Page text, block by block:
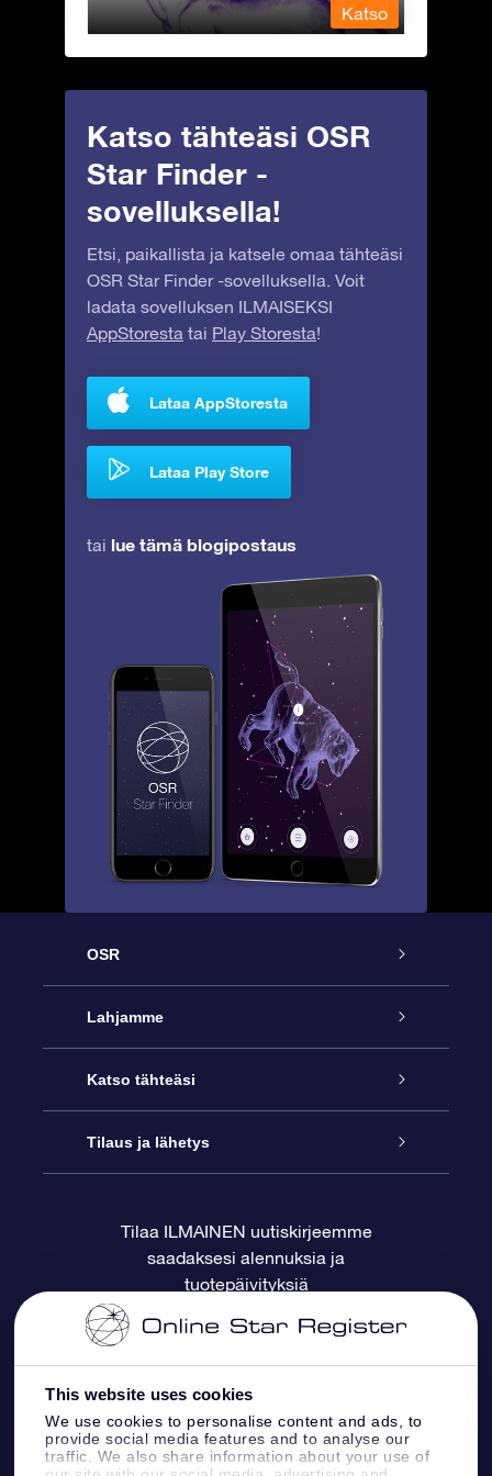
This website uses cookies
We use cookies to personalise content and ads, to
provide social media features and to analyse our
traffic. We also share information about your use of
Katso
Katso tähteäsi OSR
Star Finder -
sovelluksella!
Etsi, paikallista ja katsele omaa tähteäsi
OSR Star Finder -sovelluksella. Voit
ladata sovelluksen ILMAISEKSI
AppStoresta tai Play Storesta!
Lataa AppStoresta
Lataa Play Store
tai lue tämä blogipostaus
OSR
Palvelu
Ota meihin yhteyttä
Blogi
Arvostelut
Lahjamme
Online Star -lahja
OSR-lahjapakkaus
OSR-lahjakortti
Yrityslahjat
Katso tähteäsi
Star Register
Henkilökohtainen Tähtisivu
One Million Stars
OSR -tähden tallennus
Lennä tähtiin VR -sovellus
Tilaus ja lähetys
Maksutiedot
Toimitustiedot
Palautuskäytäntö
Tähtikuviosta
Tilaa ILMAINEN uutiskirjeemme
saadaksesi alennuksia ja
tuotepäivityksiä